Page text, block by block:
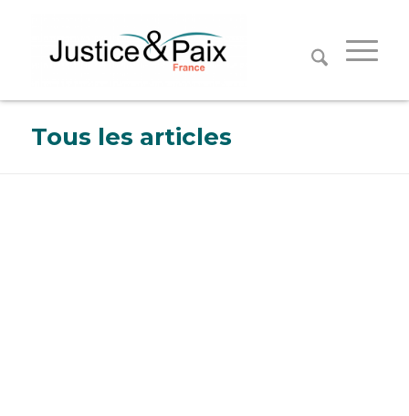
Tous les articles